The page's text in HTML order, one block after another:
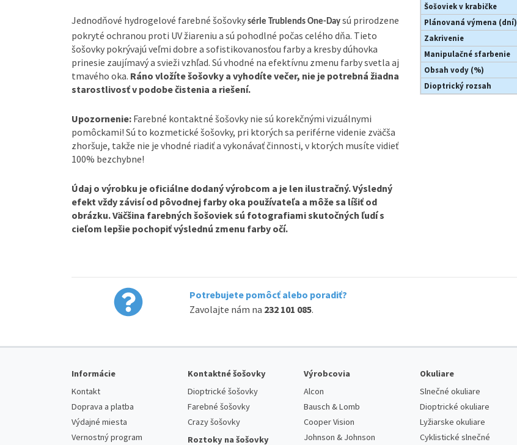
Jednodňové hydrogelové farebné šošovky série Trublends One-Day sú prirodzene
pokryté ochranou proti UV žiareniu a sú pohodlné počas celého dňa. Tieto
šošovky pokrývajú veľmi dobre a sofistikovanosťou farby a kresby dúhovka
prinesie zaujímavý a svieži vzhľad. Sú vhodné na efektívnu zmenu farby svetla aj
tmavého oka. Ráno vložíte šošovky a vyhodíte večer, nie je potrebná žiadna
starostlivosť v podobe čistenia a riešení.
Upozornenie: Farebné kontaktné šošovky nie sú korekčnými vizuálnymi
pomôckami! Sú to kozmetické šošovky, pri ktorých sa periférne videnie zväčša
zhoršuje, takže nie je vhodné riadiť a vykonávať činnosti, v ktorých musíte vidieť
100% bezchybne!
Údaj o výrobku je oficiálne dodaný výrobcom a je len ilustračný. Výsledný
efekt vždy závisí od pôvodnej farby oka používateľa a môže sa líšiť od
obrázku. Väčšina farebných šošoviek sú fotografiami skutočných ľudí s
cieľom lepšie pochopiť výslednú zmenu farby očí.
Šošoviek v krabičke
Plánovaná výmena (dní)
Zakrivenie
Manipulačné sfarbenie
Obsah vody (%)
Dioptrický rozsah
Potrebujete pomôcť alebo poradiť?
Zavolajte nám na 232 101 085.
Informácie
Kontakt
Doprava a platba
Výdajné miesta
Vernostný program
Kontaktné šošovky
Dioptrické šošovky
Farebné šošovky
Crazy šošovky
Roztoky na šošovky
Výrobcovia
Alcon
Bausch & Lomb
Cooper Vision
Johnson & Johnson
Okuliare
Slnečné okuliare
Dioptrické okuliare
Lyžiarske okuliare
Cyklistické slnečné